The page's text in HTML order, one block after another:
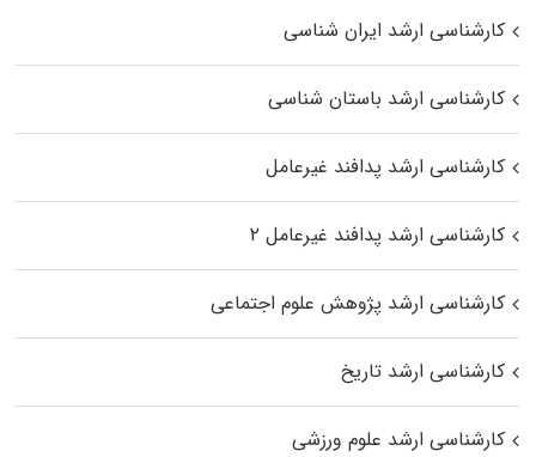
کارشناسی ارشد ایران شناسی
کارشناسی ارشد باستان شناسی
کارشناسی ارشد پدافند غیرعامل
کارشناسی ارشد پدافند غیرعامل ۲
کارشناسی ارشد پژوهش علوم اجتماعی
کارشناسی ارشد تاریخ
کارشناسی ارشد علوم ورزشی